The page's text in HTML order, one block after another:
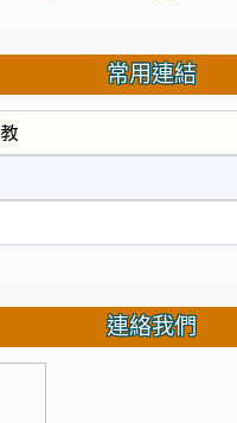
常用連結
連絡我們